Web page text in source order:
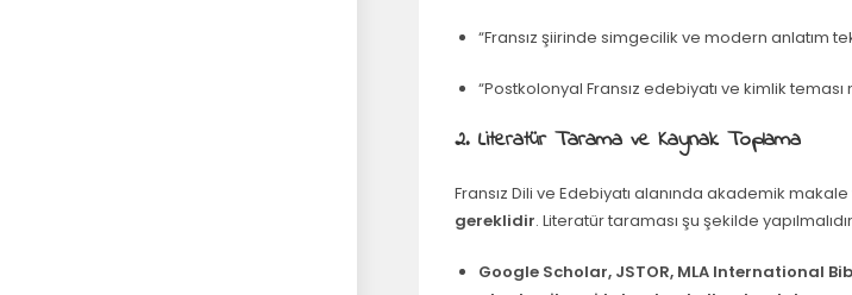
“Fransız şiirinde simgecilik ve modern anlatım
“Postkolonyal Fransız edebiyatı ve kimlik teması
2. Literatür Tarama ve Kaynak Toplama
Fransız Dili ve Edebiyatı alanında akademik makale
gereklidir. Literatür taraması şu şekilde
Google Scholar, JSTOR, MLA International